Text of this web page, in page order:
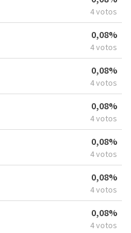
4 votos
0,08%
4 votos
0,08%
4 votos
0,08%
4 votos
0,08%
4 votos
0,08%
4 votos
0,08%
4 votos